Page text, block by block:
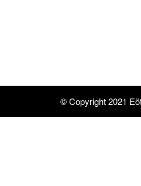
© Copyright 2021